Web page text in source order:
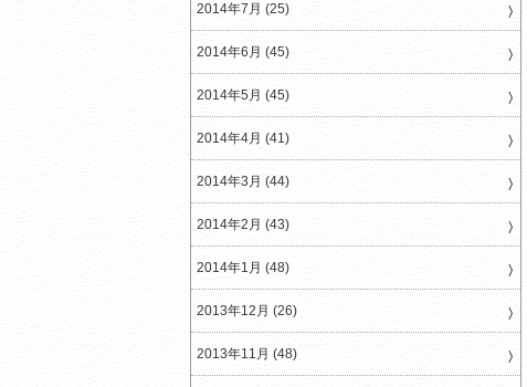
2014年7月 (25)
2014年6月 (45)
2014年5月 (45)
2014年4月 (41)
2014年3月 (44)
2014年2月 (43)
2014年1月 (48)
2013年12月 (26)
2013年11月 (48)